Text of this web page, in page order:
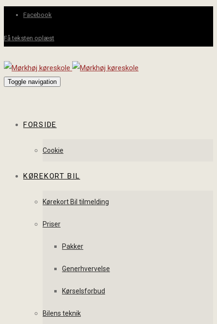
Facebook
Få teksten oplæst
Toggle navigation
FORSIDE
Cookie
KØREKORT BIL
Kørekort Bil tilmelding
Priser
Pakker
Generhvervelse
Kørselsforbud
Bilens teknik